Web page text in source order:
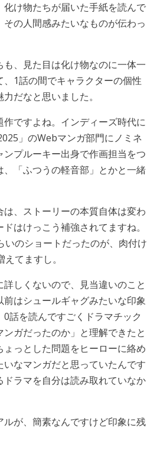
け物たちが届いた手紙を読んで
の人間感みたいなものが伝わっ
、見た目は化け物なのに一体一
1話の間でキャラクターの個性
だなと思いました。
ですよね。インディーズ時代に
」のWebマンガ部門にノミネ
プルーキー出身で作画担当をつ
、「ふつうの軽音部」とかと一緒
、ストーリーの本質自体は変わ
はけっこう補強されてますね。
いのショートだったのが、肉付け
てますし。
しくないので、見当違いのこと
はシュールギャグみたいな印象
話を読んですごくドラマチック
ガだったのか」と理解できたと
っとした問題をヒーローに絡め
なマンガだと思っていたんです
ラマを自分は読み取れていなか
が、簡素なんですけど印象に残